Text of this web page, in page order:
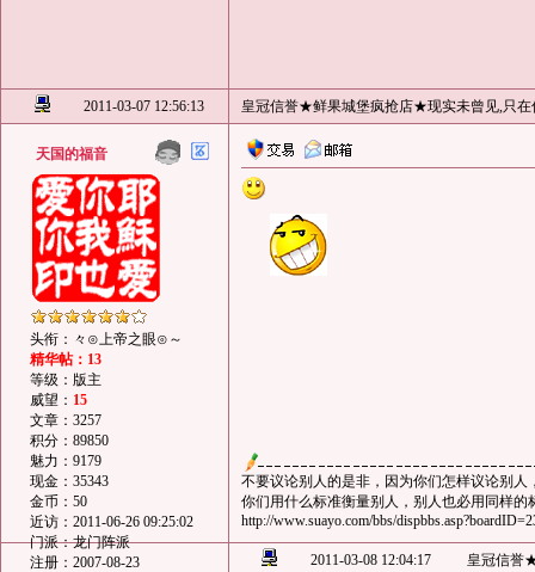
2011-03-07 12:56:13 皇冠信誉★鲜果城堡疯抢店★现实未曾见,只在
天国的福音
头衔：々⊙上帝之眼⊙～
精华帖：13
等级：版主
威望： 15
文章：3257
积分：89850
魅力：9179
现金：35343
金币：50
近访：2011-06-26 09:25:02
门派：龙门阵派
注册：2007-08-23
不要议论别人的是非，因为你们怎样议论别人
你们用什么标准衡量别人，别人也必用同样的
http://www.suayo.com/bbs/
2011-03-08 12:04:17 皇冠信誉